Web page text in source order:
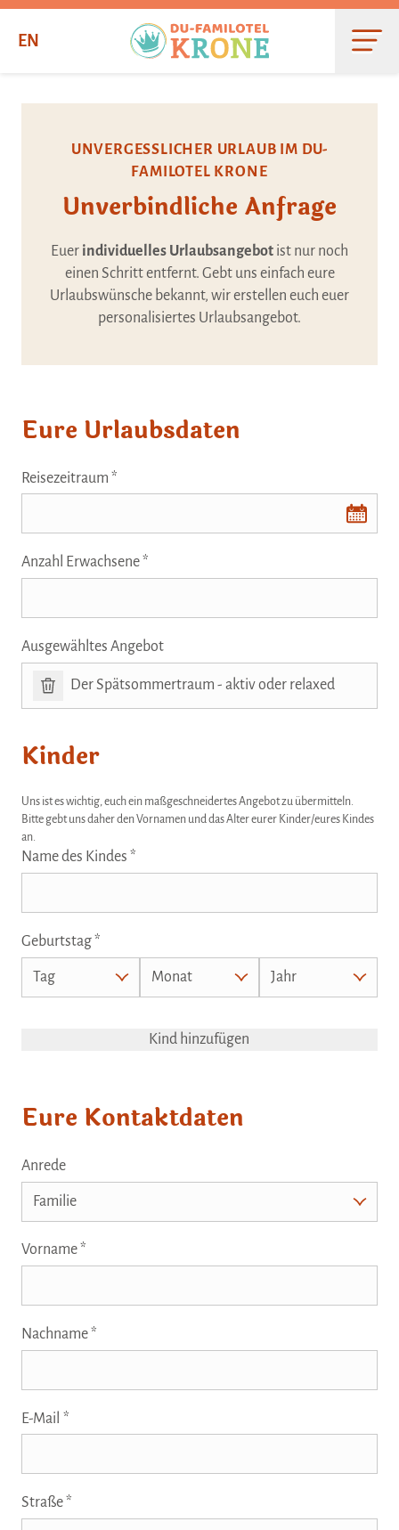
Zum
Inhalt
EN
UNVERGESSLICHER URLAUB IM DU-
FAMILOTEL KRONE
Unverbindliche Anfrage
Euer individuelles Urlaubsangebot ist nur noch
einen Schritt entfernt. Gebt uns einfach eure
Urlaubswünsche bekannt, wir erstellen euch euer
personalisiertes Urlaubsangebot.
Eure Urlaubsdaten
Reisezeitraum
Anzahl Erwachsene
Ausgewähltes Angebot
Der Spätsommertraum - aktiv oder relaxed
Kinder
Uns ist es wichtig, euch ein maßgeschneidertes Angebot zu übermitteln.
Bitte gebt uns daher den Vornamen und das Alter eurer Kinder/eures Kindes
an.
Name des Kindes
Geburtstag
Kind hinzufügen
Eure Kontaktdaten
Anrede
Vorname
Nachname
E-Mail
Straße